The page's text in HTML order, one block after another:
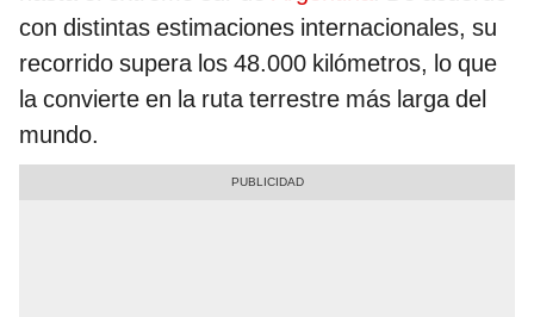
con distintas estimaciones internacionales, su
recorrido supera los 48.000 kilómetros, lo que
la convierte en la ruta terrestre más larga del
mundo.